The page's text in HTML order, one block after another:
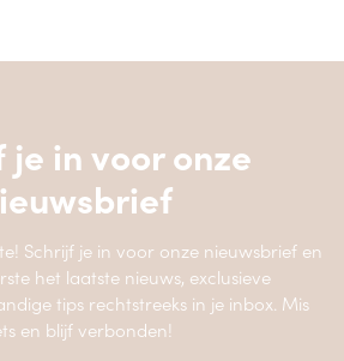
je in voor onze
Schrijf je in voor onze nieuwsbrief en
het laatste nieuws, exclusieve
tips rechtstreeks in je inbox. Mis
en blijf verbonden!